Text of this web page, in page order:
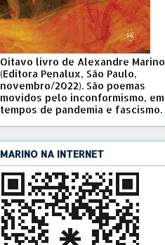
Oitavo livro de Alexandre Marino
(Editora Penalux, São Paulo,
novembro/2022). São poemas
movidos pelo inconformismo, em
tempos de pandemia e fascismo.
MARINO NA INTERNET